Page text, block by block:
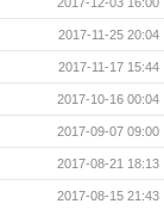
2017-12-03 16:00
2017-11-25 20:04
2017-11-17 15:44
2017-10-16 00:04
2017-09-07 09:00
2017-08-21 18:13
2017-08-15 21:43